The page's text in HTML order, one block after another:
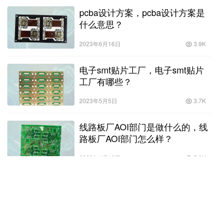
pcba设计方案，pcba设计方案是
什么意思？
2023年6月16日 3.9K
电子smt贴片工厂，电子smt贴片
工厂有哪些？
2023年5月5日 3.7K
线路板厂AOI部门是做什么的，线
路板厂AOI部门怎么样？
2023年4月18日 5.9K